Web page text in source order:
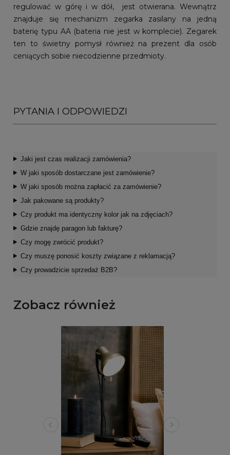
regulować w górę i w dół, jest otwierana. Wewnątrz
znajduje się mechanizm zegarka zasilany na jedną
baterię typu AA (bateria nie jest w komplecie). Zegarek
ten to świetny pomysł również na prezent dla osób
ceniących sobie niecodzienne przedmioty.
PYTANIA I ODPOWIEDZI
Jaki jest czas realizacji zamówienia?
W jaki sposób dostarczane jest zamówienie?
W jaki sposób można zapłacić za zamówienie?
Jak pakowane są produkty?
Czy produkt ma identyczny kolor jak na zdjęciach?
Gdzie znajdę paragon lub fakturę?
Czy mogę zwrócić produkt?
Czy muszę ponosić koszty związane z reklamacją?
Czy prowadzicie sprzedaż B2B?
Zobacz również